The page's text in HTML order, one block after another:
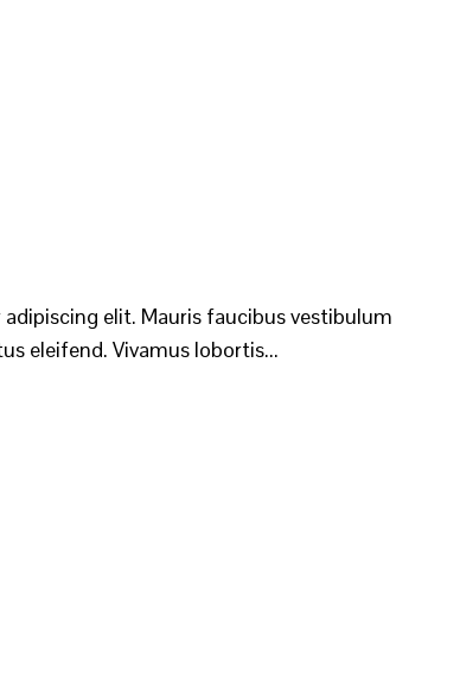
elit. Mauris faucibus vestibulum
eleifend. Vivamus lobortis...